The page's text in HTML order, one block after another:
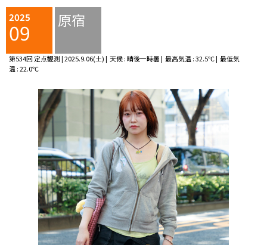
2025
09 原宿
第534回 定点観測 | 2025.9.06(土) | 天候 : 晴後一時曇 | 最高気温 : 32.5℃ | 最低気
温 : 22.0℃